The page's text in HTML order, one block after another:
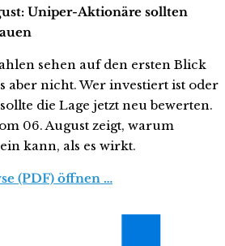
Uniper-Aktionäre sollten
sehen auf den ersten Blick
aber nicht. Wer investiert ist oder
die Lage jetzt neu bewerten.
06. August zeigt, warum
kann, als es wirkt.
(PDF) öffnen …